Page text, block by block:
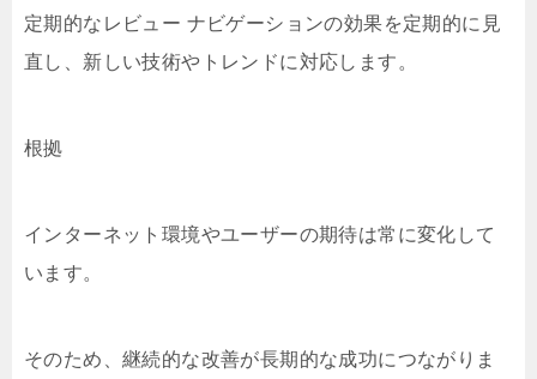
定期的なレビュー ナビゲーションの効果を定期的に見
直し、新しい技術やトレンドに対応します。
根拠
インターネット環境やユーザーの期待は常に変化して
います。
そのため、継続的な改善が長期的な成功につながりま